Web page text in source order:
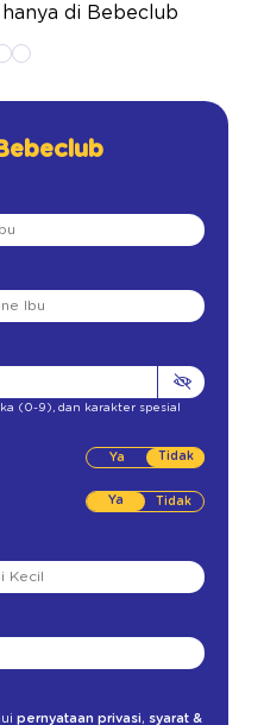
di Bebeclub
(0-9) dan karakter spesial
Tidak
Ya
pernyataan privasi, syarat &